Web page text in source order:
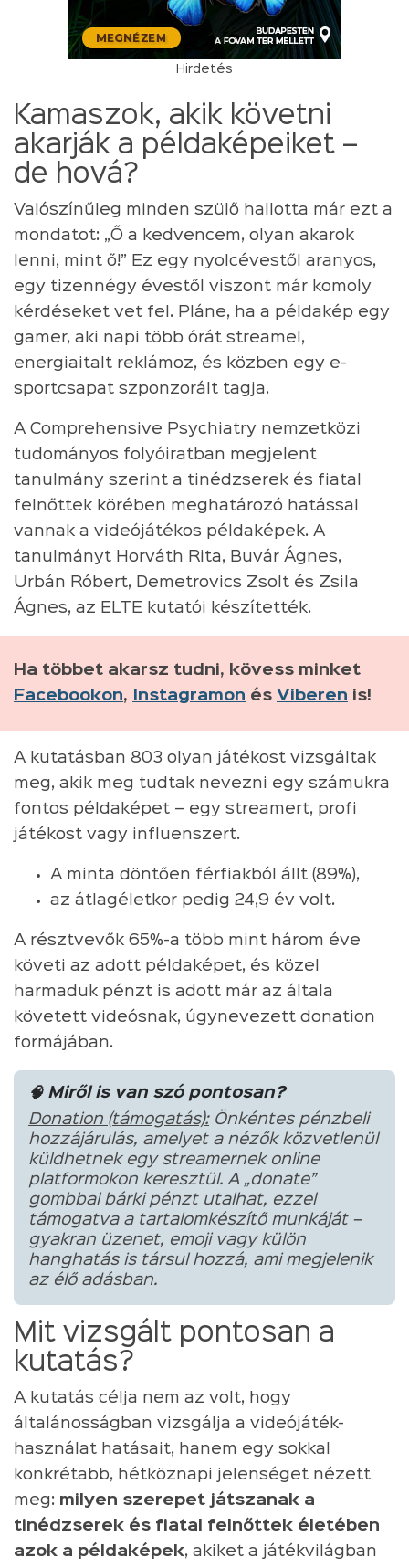
Hirdetés
Kamaszok, akik követni
akarják a példaképeiket –
de hová?
Valószínűleg minden szülő hallotta már ezt a
mondatot: „Ő a kedvencem, olyan akarok
lenni, mint ő!” Ez egy nyolcévestől aranyos,
egy tizennégy évestől viszont már komoly
kérdéseket vet fel. Pláne, ha a példakép egy
gamer, aki napi több órát streamel,
energiaitalt reklámoz, és közben egy e-
sportcsapat szponzorált tagja.
A Comprehensive Psychiatry nemzetközi
tudományos folyóiratban megjelent
tanulmány szerint a tinédzserek és fiatal
felnőttek körében meghatározó hatással
vannak a videójátékos példaképek. A
tanulmányt Horváth Rita, Buvár Ágnes,
Urbán Róbert, Demetrovics Zsolt és Zsila
Ágnes, az ELTE kutatói készítették.
Ha többet akarsz tudni, kövess minket
Facebookon, Instagramon és Viberen is!
A kutatásban 803 olyan játékost vizsgáltak
meg, akik meg tudtak nevezni egy számukra
fontos példaképet – egy streamert, profi
játékost vagy influenszert.
A minta döntően férfiakból állt (89%),
az átlagéletkor pedig 24,9 év volt.
A résztvevők 65%-a több mint három éve
követi az adott példaképet, és közel
harmaduk pénzt is adott már az általa
követett videósnak, úgynevezett donation
formájában.
🧠 Miről is van szó pontosan?
Donation (támogatás):Önkéntes pénzbeli
hozzájárulás, amelyet a nézők közvetlenül
küldhetnek egy streamernek online
platformokon keresztül. A „donate”
gombbal bárki pénzt utalhat, ezzel
támogatva a tartalomkészítő munkáját –
gyakran üzenet, emoji vagy külön
hanghatás is társul hozzá, ami megjelenik
az élő adásban.
Mit vizsgált pontosan a
kutatás?
A kutatás célja nem az volt, hogy
általánosságban vizsgálja a videójáték-
használat hatásait, hanem egy sokkal
konkrétabb, hétköznapi jelenséget nézett
meg: milyen szerepet játszanak a
tinédzserek és fiatal felnőttek életében
azok a példaképek, akiket a játékvilágban